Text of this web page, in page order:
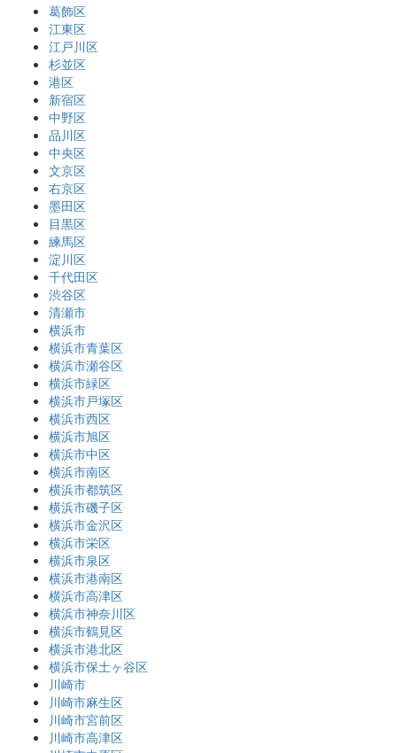
葛飾区
江東区
江戸川区
杉並区
港区
新宿区
中野区
品川区
中央区
文京区
右京区
墨田区
目黒区
練馬区
淀川区
千代田区
渋谷区
清瀬市
横浜市
横浜市青葉区
横浜市瀬谷区
横浜市緑区
横浜市戸塚区
横浜市西区
横浜市旭区
横浜市中区
横浜市南区
横浜市都筑区
横浜市磯子区
横浜市金沢区
横浜市栄区
横浜市泉区
横浜市港南区
横浜市高津区
横浜市神奈川区
横浜市鶴見区
横浜市港北区
横浜市保土ヶ谷区
川崎市
川崎市麻生区
川崎市宮前区
川崎市高津区